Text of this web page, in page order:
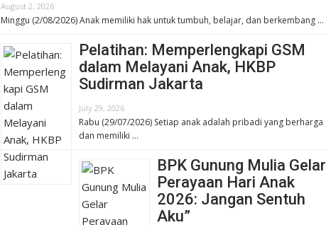
August 2, 2026
Minggu (2/08/2026) Anak memiliki hak untuk tumbuh, belajar, dan berkembang …
Pelatihan: Memperlengkapi GSM
dalam Melayani Anak, HKBP
Sudirman Jakarta
July 29, 2026
Rabu (29/07/2026) Setiap anak adalah pribadi yang berharga
dan memiliki …
BPK Gunung Mulia Gelar
Perayaan Hari Anak
2026: Jangan Sentuh
Aku”